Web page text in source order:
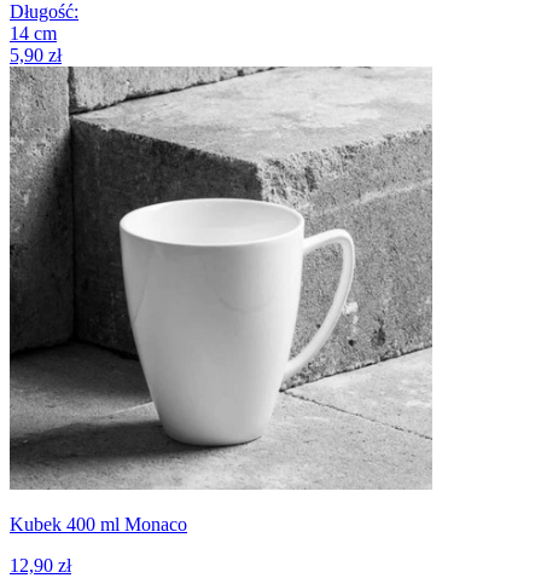
Długość:
14 cm
5,90 zł
Kubek 400 ml Monaco
12,90 zł